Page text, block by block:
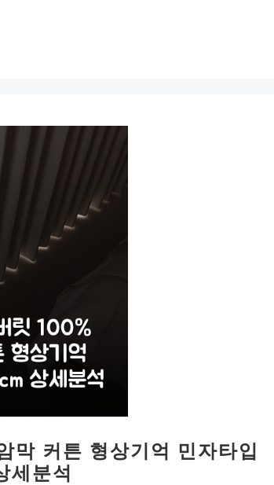
막 커튼 형상기억 민자타입
세분석